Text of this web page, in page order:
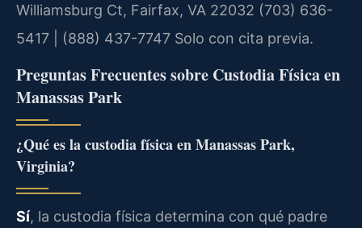
Williamsburg Ct, Fairfax, VA 22032 (703) 636-
5417 | (888) 437-7747 Solo con cita previa.
Preguntas Frecuentes sobre Custodia Física en
Manassas Park
¿Qué es la custodia física en Manassas Park,
Virginia?
Sí, la custodia física determina con qué padre